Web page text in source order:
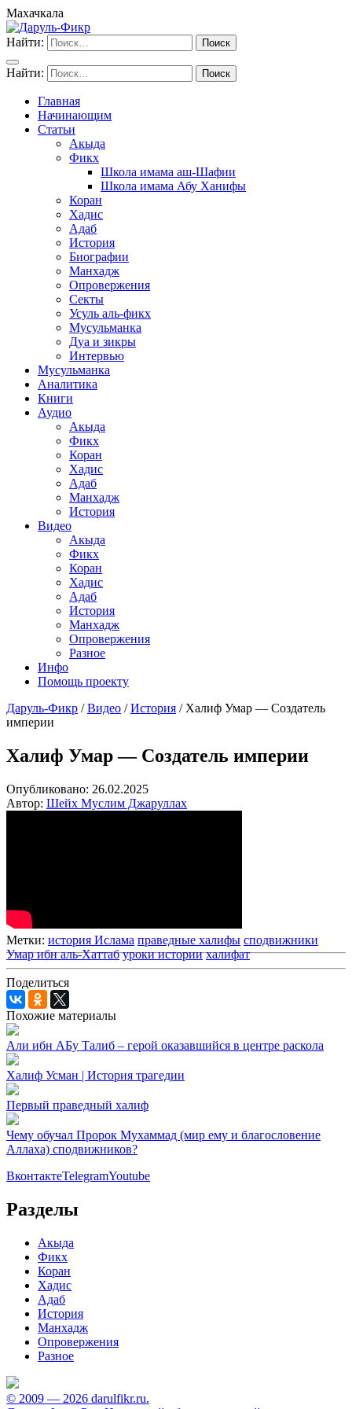
Махачкала
Найти:
Найти:
Главная
Начинающим
Статьи
Акыда
Фикх
Школа имама аш-Шафии
Школа имама Абу Ханифы
Коран
Хадис
Адаб
История
Биографии
Манхадж
Опровержения
Секты
Усуль аль-фикх
Мусульманка
Дуа и зикры
Интервью
Мусульманка
Аналитика
Книги
Аудио
Акыда
Фикх
Коран
Хадис
Адаб
Манхадж
История
Видео
Акыда
Фикх
Коран
Хадис
Адаб
История
Манхадж
Опровержения
Разное
Инфо
Помощь проекту
Даруль-Фикр /Видео /История / Халиф Умар — Создатель
империи
Халиф Умар — Создатель империи
Опубликовано: 26.02.2025
Автор: Шейх Муслим Джаруллах
Метки: история Ислама праведные халифы сподвижники
Умар ибн аль-Хаттаб уроки истории халифат
Поделиться
Похожие материалы
Али ибн АБу Талиб – герой оказавшийся в центре раскола
Халиф Усман | История трагедии
Первый праведный халиф
Чему обучал Пророк Мухаммад (мир ему и благословение
Аллаха) сподвижников?
ВконтактеTelegramYoutube
Разделы
Акыда
Фикх
Коран
Хадис
Адаб
История
Манхадж
Опровержения
Разное
© 2009 — 2026 darulfikr.ru.